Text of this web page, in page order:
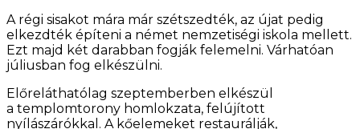
A régi sisakot mára már szétszedték, az újat pedig
elkezdték építeni a német nemzetiségi iskola mellett.
Ezt majd két darabban fogják felemelni. Várhatóan
júliusban fog elkészülni.
Előreláthatólag szeptemberben elkészül
a templomtorony homlokzata, felújított
nyílászárókkal. A kőelemeket restaurálják,